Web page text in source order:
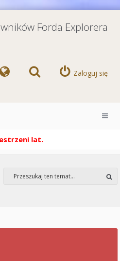
Forda Explorera
Zaloguj się
lat.